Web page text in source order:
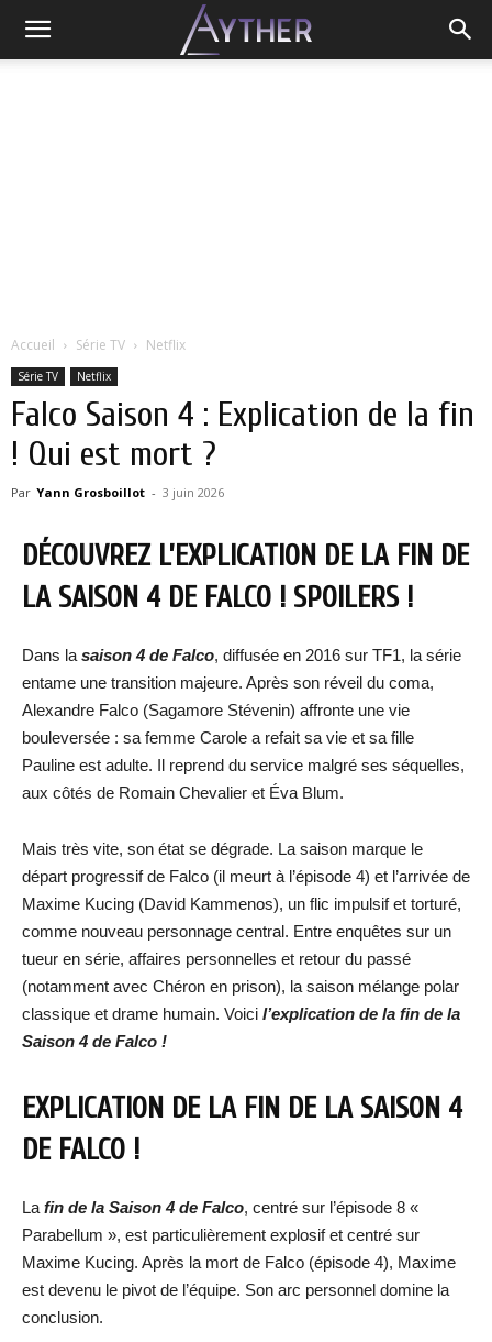
Accueil Série TV Netflix
Série TV Netflix
Falco Saison 4 : Explication de la fin
! Qui est mort ?
Par Yann Grosboillot - 3 juin 2026
DÉCOUVREZ L’EXPLICATION DE LA FIN DE
LA SAISON 4 DE FALCO ! SPOILERS !
Dans la saison 4 de Falco, diffusée en 2016 sur TF1, la série
entame une transition majeure. Après son réveil du coma,
Alexandre Falco (Sagamore Stévenin) affronte une vie
bouleversée : sa femme Carole a refait sa vie et sa fille
Pauline est adulte. Il reprend du service malgré ses séquelles,
aux côtés de Romain Chevalier et Éva Blum.
Mais très vite, son état se dégrade. La saison marque le
départ progressif de Falco (il meurt à l’épisode 4) et l’arrivée de
Maxime Kucing (David Kammenos), un flic impulsif et torturé,
comme nouveau personnage central. Entre enquêtes sur un
tueur en série, affaires personnelles et retour du passé
(notamment avec Chéron en prison), la saison mélange polar
classique et drame humain. Voici l’explication de la fin de la
Saison 4 de Falco !
EXPLICATION DE LA FIN DE LA SAISON 4
DE FALCO !
La fin de la Saison 4 de Falco, centré sur l’épisode 8 «
Parabellum », est particulièrement explosif et centré sur
Maxime Kucing. Après la mort de Falco (épisode 4), Maxime
est devenu le pivot de l’équipe. Son arc personnel domine la
conclusion.